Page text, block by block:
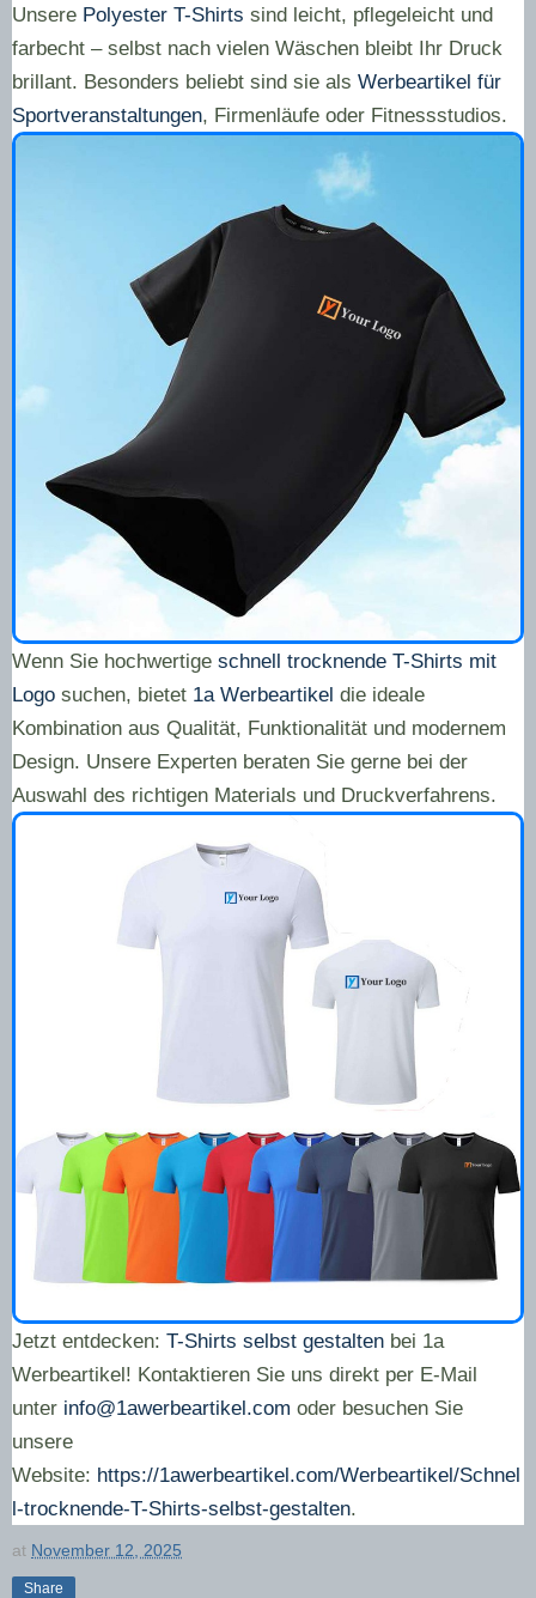
Unsere Polyester T-Shirts sind leicht, pflegeleicht und
farbecht – selbst nach vielen Wäschen bleibt Ihr Druck
brillant. Besonders beliebt sind sie als Werbeartikel für
Sportveranstaltungen, Firmenläufe oder Fitnessstudios.
Wenn Sie hochwertige schnell trocknende T-Shirts mit
Logo suchen, bietet 1a Werbeartikel die ideale
Kombination aus Qualität, Funktionalität und modernem
Design. Unsere Experten beraten Sie gerne bei der
Auswahl des richtigen Materials und Druckverfahrens.
Jetzt entdecken: T-Shirts selbst gestalten bei 1a
Werbeartikel! Kontaktieren Sie uns direkt per E-Mail
unter info@1awerbeartikel.com oder besuchen Sie
unsere
Website: https://1awerbeartikel.com/Werbeartikel/Schnel
l-trocknende-T-Shirts-selbst-gestalten.
at November 12, 2025
Share